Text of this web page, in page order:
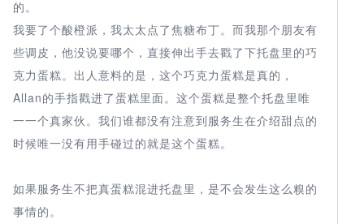
的。
我要了个酸橙派，我太太点了焦糖布丁。而我那个朋友有
些调皮，他没说要哪个，直接伸出手去戳了下托盘里的巧
克力蛋糕。出人意料的是，这个巧克力蛋糕是真的，
Allan的手指戳进了蛋糕里面。这个蛋糕是整个托盘里唯
一一个真家伙。我们谁都没有注意到服务生在介绍甜点的
时候唯一没有用手碰过的就是这个蛋糕。
如果服务生不把真蛋糕混进托盘里，是不会发生这么糗的
事情的。